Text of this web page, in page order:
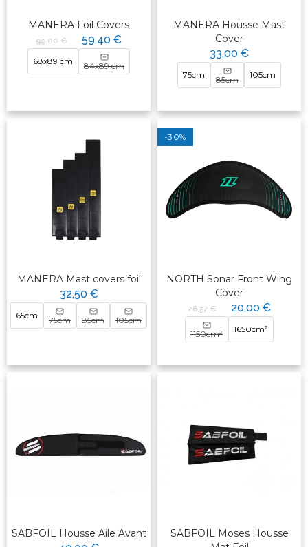
MANERA Foil Covers
99,00 € 59,40 €
68x89 cm 84x89 cm
MANERA Housse Mast
Cover
33,00 €
75cm 85cm 105cm
MANERA Mast covers foil
32,50 €
65cm 75cm 85cm 105cm
-30%
NORTH Sonar Front Wing
Cover
28,57 € 20,00 €
1150cm² 1650cm²
SABFOIL Housse Aile Avant
SABFOIL Moses Housse